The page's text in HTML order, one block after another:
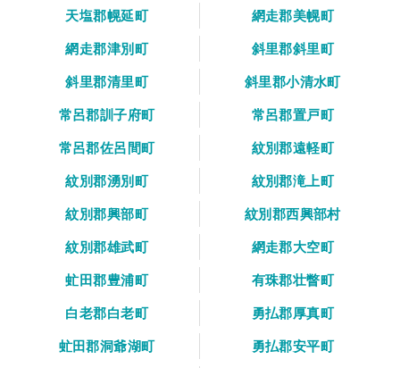
天塩郡幌延町
網走郡美幌町
網走郡津別町
斜里郡斜里町
斜里郡清里町
斜里郡小清水町
常呂郡訓子府町
常呂郡置戸町
常呂郡佐呂間町
紋別郡遠軽町
紋別郡湧別町
紋別郡滝上町
紋別郡興部町
紋別郡西興部村
紋別郡雄武町
網走郡大空町
虻田郡豊浦町
有珠郡壮瞥町
白老郡白老町
勇払郡厚真町
虻田郡洞爺湖町
勇払郡安平町